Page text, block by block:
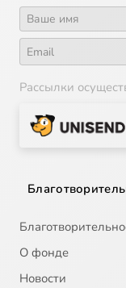
Рассылки
О фонде
Новости